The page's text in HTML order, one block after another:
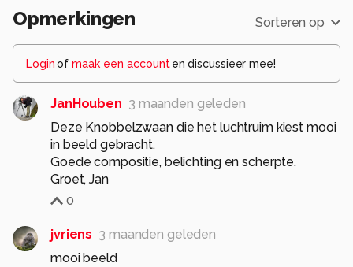
Opmerkingen Sorteren op
Loginof maak een account en discussieer mee!
JanHouben 3 maanden geleden
Deze Knobbelzwaan die het luchtruim kiest mooi
in beeld gebracht.
Goede compositie, belichting en scherpte.
Groet, Jan
0
jvriens 3 maanden geleden
mooi beeld